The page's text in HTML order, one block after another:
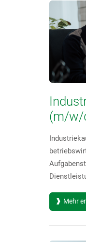
(m/w/
Mehr